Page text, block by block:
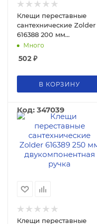
Клещи переставные
сантехнические Zolder
616388 200 мм
двукомпонентная ручка
Много
502 ₽
В КОРЗИНУ
Код: 347039
Клещи переставные